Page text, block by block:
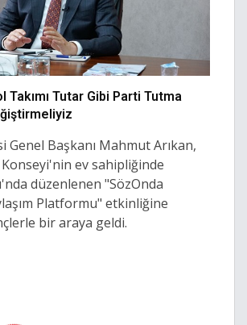
Takımı Tutar Gibi Parti Tutma
Genel Başkanı Mahmut Arıkan,
ev sahipliğinde
düzenlenen "SözOnda
Platformu" etkinliğine
bir araya geldi.